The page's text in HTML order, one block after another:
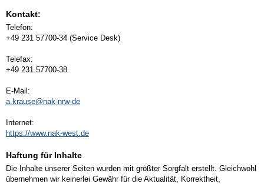
Kontakt:
Telefon:
+49 231 57700-34 (Service Desk)
Telefax:
+49 231 57700-38
E-Mail:
a.krause@nak-nrw-de
Internet:
https://www.nak-west.de
Haftung für Inhalte
Die Inhalte unserer Seiten wurden mit größter Sorgfalt erstellt. Gleichwohl
übernehmen wir keinerlei Gewähr für die Aktualität, Korrektheit,